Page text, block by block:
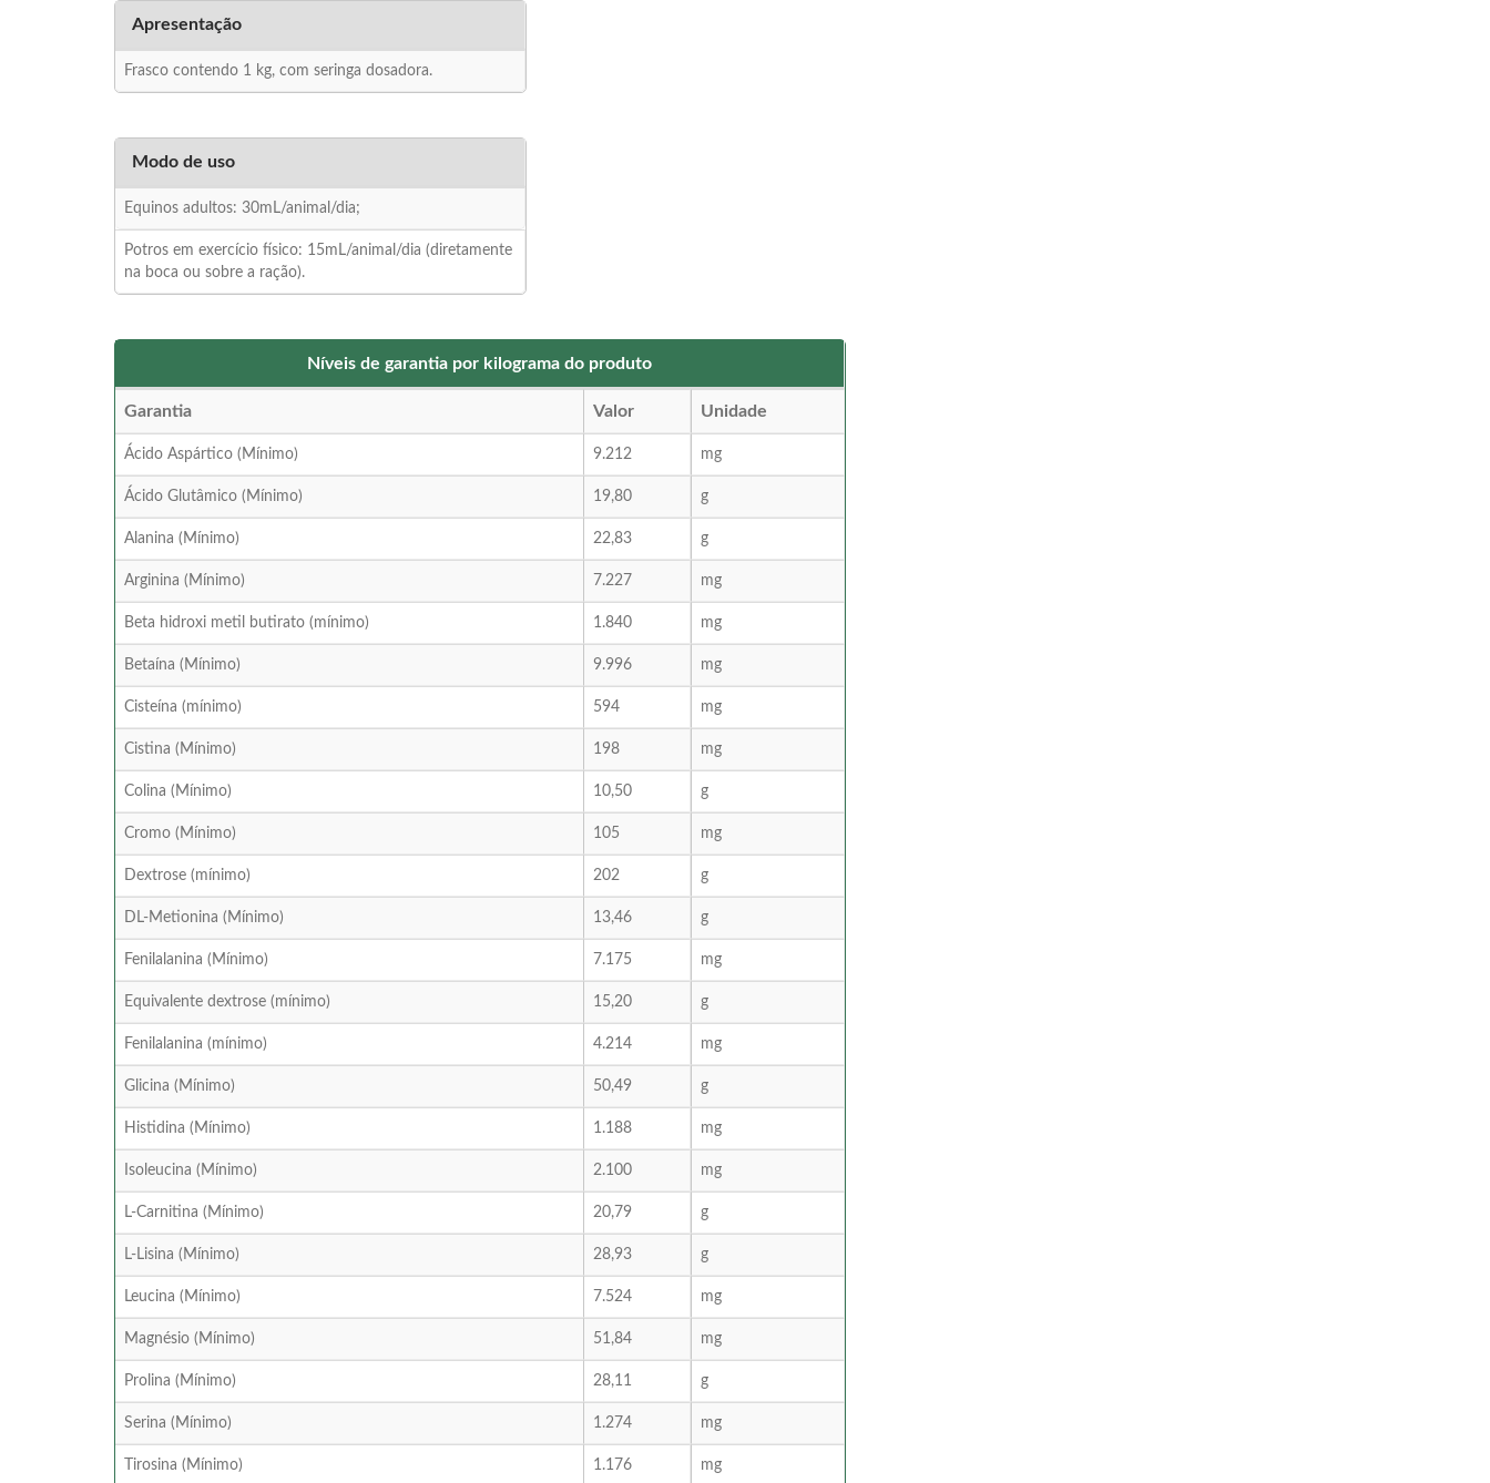
Apresentação
Frasco contendo 1 kg, com seringa dosadora.
Modo de uso
Equinos adultos: 30mL/animal/dia;
Potros em exercício físico: 15mL/animal/dia (diretamente
na boca ou sobre a ração).
Níveis de garantia por kilograma do produto
Garantia Valor Unidade
Ácido Aspártico (Mínimo) 9.212 mg
Ácido Glutâmico (Mínimo) 19,80 g
Alanina (Mínimo) 22,83 g
Arginina (Mínimo) 7.227 mg
Beta hidroxi metil butirato (mínimo) 1.840 mg
Betaína (Mínimo) 9.996 mg
Cisteína (mínimo) 594 mg
Cistina (Mínimo) 198 mg
Colina (Mínimo) 10,50 g
Cromo (Mínimo) 105 mg
Dextrose (mínimo) 202 g
DL-Metionina (Mínimo) 13,46 g
Fenilalanina (Mínimo) 7.175 mg
Equivalente dextrose (mínimo) 15,20 g
Fenilalanina (mínimo) 4.214 mg
Glicina (Mínimo) 50,49 g
Histidina (Mínimo) 1.188 mg
Isoleucina (Mínimo) 2.100 mg
L-Carnitina (Mínimo) 20,79 g
L-Lisina (Mínimo) 28,93 g
Leucina (Mínimo) 7.524 mg
Magnésio (Mínimo) 51,84 mg
Prolina (Mínimo) 28,11 g
Serina (Mínimo) 1.274 mg
Tirosina (Mínimo) 1.176 mg